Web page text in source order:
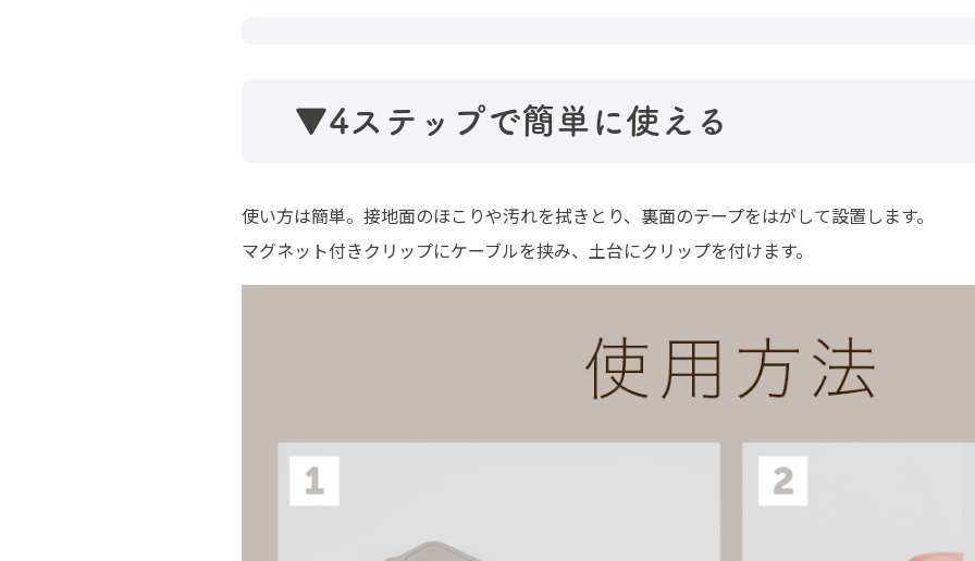
▼4ステップで簡単に使える
使い方は簡単。接地面のほこりや汚れを拭きとり、裏面のテープをはがして設置します。
マグネット付きクリップにケーブルを挟み、土台にクリップを付けます。